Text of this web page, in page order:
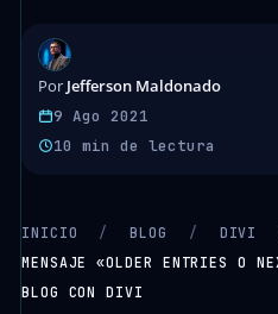
Por Jefferson Maldonado
9 Ago 2021
10 min de lectura
INICIO / BLOG / DIVI
MENSAJE «OLDER ENTRIES O
BLOG CON DIVI